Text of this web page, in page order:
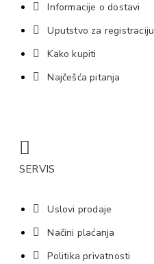
Informacije o dostavi
Uputstvo za registraciju
Kako kupiti
Najčešća pitanja
SERVIS
Uslovi prodaje
Načini plaćanja
Politika privatnosti